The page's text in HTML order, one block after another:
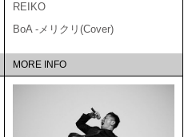
REIKO
BoA -メリクリ(Cover)
MORE INFO